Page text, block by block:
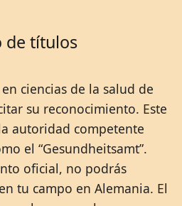
de títulos
ciencias de la salud de
su reconocimiento. Este
autoridad competente
el “Gesundheitsamt”.
oficial, no podrás
tu campo en Alemania. El